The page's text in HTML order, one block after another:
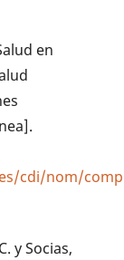
en
cdi/nom/
y Socias,